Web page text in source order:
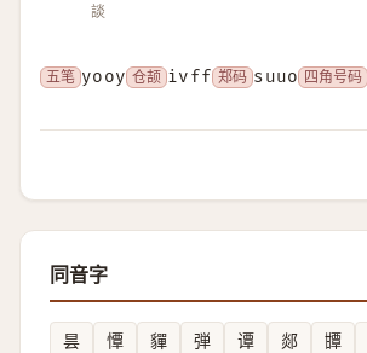
談
五笔 yooy 仓颉 ivff 郑码 suuo 四角号码
同音字
昙 憛 貚 弾 谭 郯 㽑